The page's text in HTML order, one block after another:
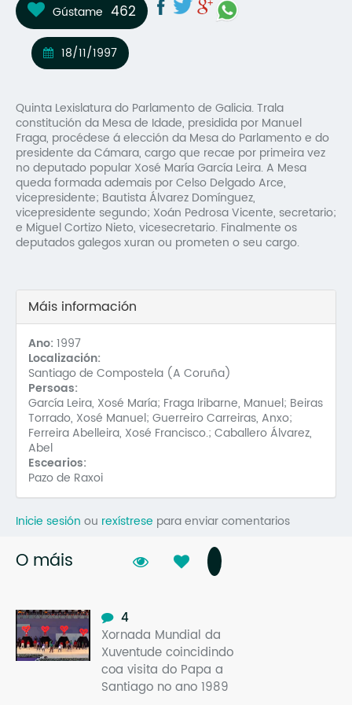
Gústame 462
18/11/1997
Quinta Lexislatura do Parlamento de Galicia. Trala
constitución da Mesa de Idade, presidida por Manuel
Fraga, procédese á elección da Mesa do Parlamento e do
presidente da Cámara, cargo que recae por primeira vez
no deputado popular Xosé María García Leira. A Mesa
queda formada ademais por Celso Delgado Arce,
vicepresidente; Bautista Álvarez Domínguez,
vicepresidente segundo; Xoán Pedrosa Vicente, secretario;
e Miguel Cortizo Nieto, vicesecretario. Finalmente os
deputados galegos xuran ou prometen o seu cargo.
Máis información
Ano: 1997
Localización:
Santiago de Compostela (A Coruña)
Persoas:
García Leira, Xosé María; Fraga Iribarne, Manuel; Beiras
Torrado, Xosé Manuel; Guerreiro Carreiras, Anxo;
Ferreira Abelleira, Xosé Francisco.; Caballero Álvarez,
Abel
Escearios:
Pazo de Raxoi
Inicie sesión ou rexístrese para enviar comentarios
O máis
4
Xornada Mundial da
Xuventude coincidindo
coa visita do Papa a
Santiago no ano 1989